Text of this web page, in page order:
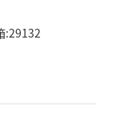
:29132